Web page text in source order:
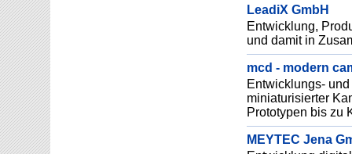
LeadiX GmbH
Entwicklung,
und damit in
mcd - modern
Entwicklungs-
miniaturisierter
Prototypen bis zu
MEYTEC Jena